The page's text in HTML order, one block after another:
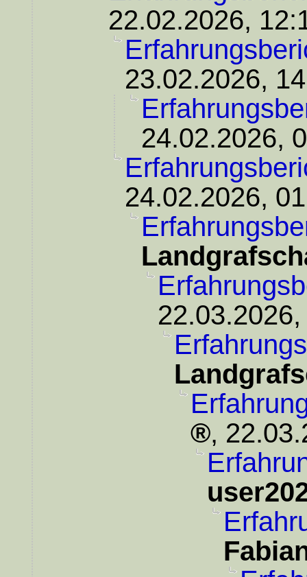
22.02.2026,
23.02.2026,
24.02.2026,
24.02.2026,
,